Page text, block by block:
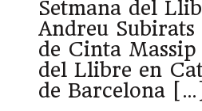
Setmana del
Andreu
de Cinta
del Llibre en
de Barcelona […]